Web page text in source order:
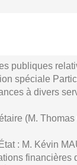
publiques
spéciale
à divers
(M.
: M. Kévin
financières